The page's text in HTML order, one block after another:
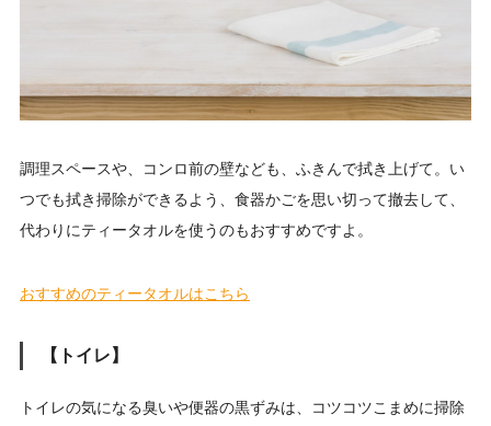
調理スペースや、コンロ前の壁なども、ふきんで拭き上げて。い
つでも拭き掃除ができるよう、食器かごを思い切って撤去して、
代わりにティータオルを使うのもおすすめですよ。
おすすめのティータオルはこちら
【トイレ】
トイレの気になる臭いや便器の黒ずみは、コツコツこまめに掃除